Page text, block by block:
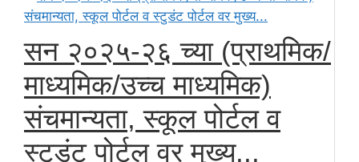
सन २०२५-२६ च्या (प्राथमिक/
माध्यमिक/उच्च माध्यमिक)
संचमान्यता, स्कूल पोर्टल व
स्टुडंट पोर्टल वर मुख्य...